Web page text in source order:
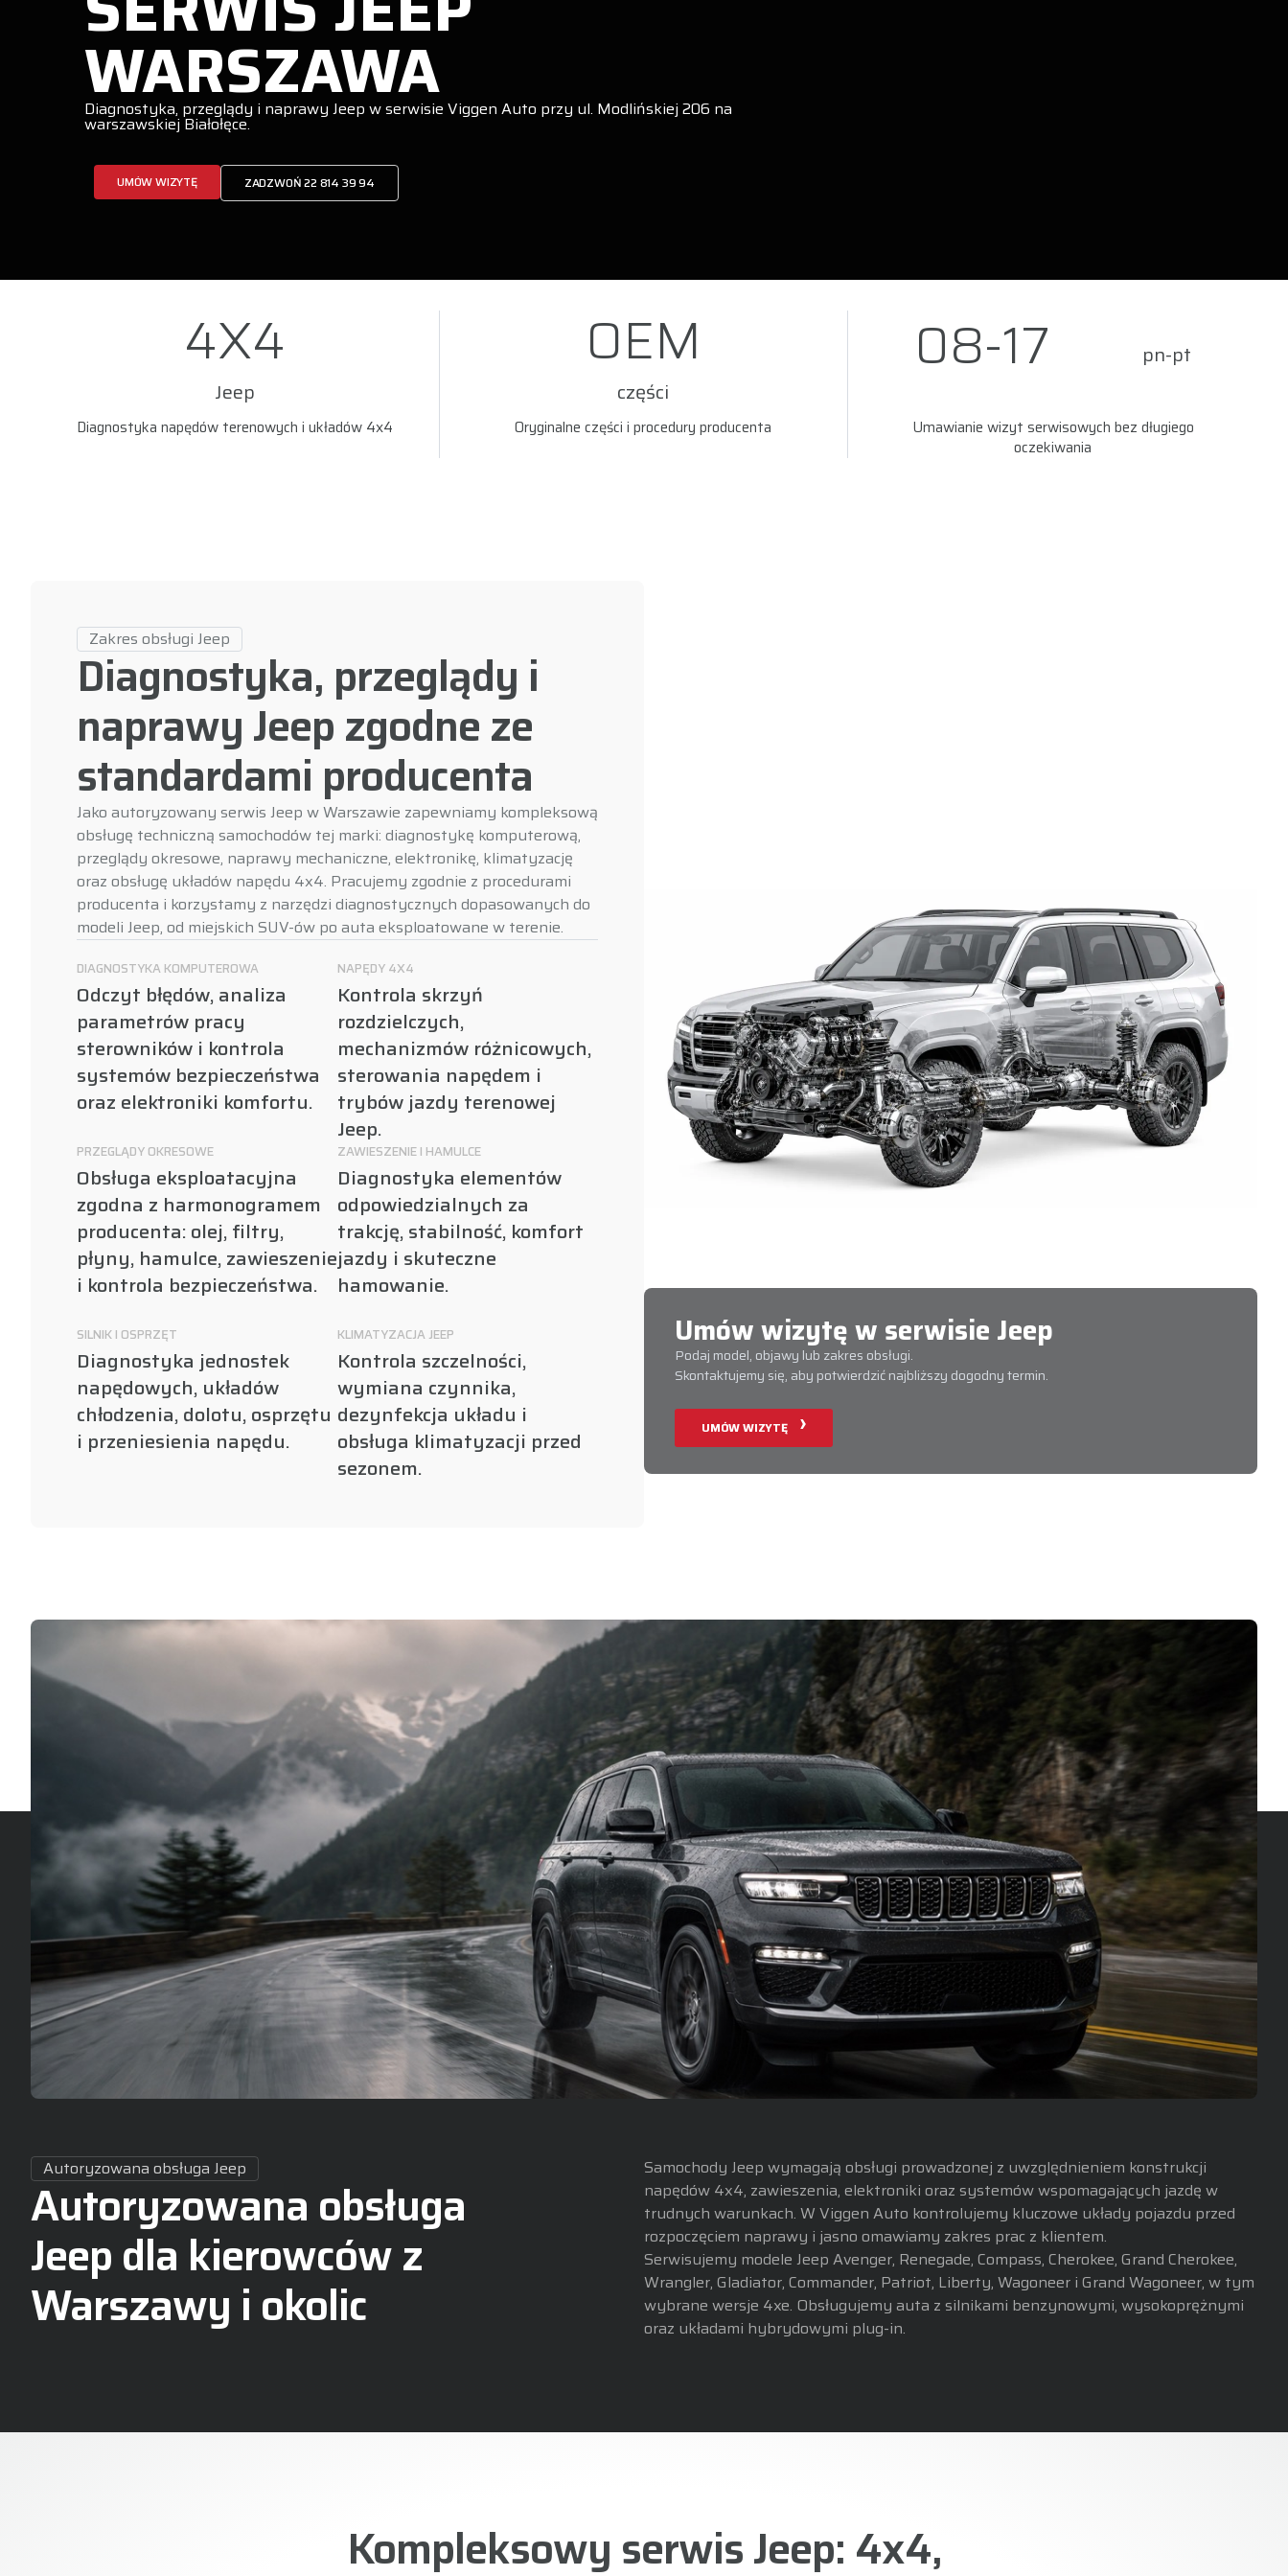
WARSZAWA
Diagnostyka, przeglądy i naprawy Jeep w serwisie Viggen Auto przy ul. Modlińskiej 206 na
warszawskiej Białołęce.
UMÓW WIZYTĘ ZADZWOŃ 22 814 39 94
4X4
Jeep
Diagnostyka napędów terenowych i układów 4x4
OEM
części
Oryginalne części i procedury producenta
08-17 pn-pt
Umawianie wizyt serwisowych bez długiego
oczekiwania
Zakres obsługi Jeep
Diagnostyka, przeglądy i
naprawy Jeep zgodne ze
standardami producenta
Jako autoryzowany serwis Jeep w Warszawie zapewniamy kompleksową
obsługę techniczną samochodów tej marki: diagnostykę komputerową,
przeglądy okresowe, naprawy mechaniczne, elektronikę, klimatyzację
oraz obsługę układów napędu 4x4. Pracujemy zgodnie z procedurami
producenta i korzystamy z narzędzi diagnostycznych dopasowanych do
modeli Jeep, od miejskich SUV-ów po auta eksploatowane w terenie.
DIAGNOSTYKA KOMPUTEROWA
Odczyt błędów, analiza
parametrów pracy
sterowników i kontrola
systemów bezpieczeństwa
oraz elektroniki komfortu.
NAPĘDY 4X4
Kontrola skrzyń
rozdzielczych,
mechanizmów różnicowych,
sterowania napędem i
trybów jazdy terenowej
Jeep.
PRZEGLĄDY OKRESOWE
Obsługa eksploatacyjna
zgodna z harmonogramem
producenta: olej, filtry,
płyny, hamulce, zawieszenie
i kontrola bezpieczeństwa.
ZAWIESZENIE I HAMULCE
Diagnostyka elementów
odpowiedzialnych za
trakcję, stabilność, komfort
jazdy i skuteczne
hamowanie.
SILNIK I OSPRZĘT
Diagnostyka jednostek
napędowych, układów
chłodzenia, dolotu, osprzętu
i przeniesienia napędu.
KLIMATYZACJA JEEP
Kontrola szczelności,
wymiana czynnika,
dezynfekcja układu i
obsługa klimatyzacji przed
sezonem.
Umów wizytę w serwisie Jeep
Podaj model, objawy lub zakres obsługi.
Skontaktujemy się, aby potwierdzić najbliższy dogodny termin.
UMÓW WIZYTĘ
Autoryzowana obsługa Jeep
Autoryzowana obsługa
Jeep dla kierowców z
Warszawy i okolic
Samochody Jeep wymagają obsługi prowadzonej z uwzględnieniem konstrukcji
napędów 4x4, zawieszenia, elektroniki oraz systemów wspomagających jazdę w
trudnych warunkach. W Viggen Auto kontrolujemy kluczowe układy pojazdu przed
rozpoczęciem naprawy i jasno omawiamy zakres prac z klientem.
Serwisujemy modele Jeep Avenger, Renegade, Compass, Cherokee, Grand Cherokee,
Wrangler, Gladiator, Commander, Patriot, Liberty, Wagoneer i Grand Wagoneer, w tym
wybrane wersje 4xe. Obsługujemy auta z silnikami benzynowymi, wysokoprężnymi
oraz układami hybrydowymi plug-in.
Kompleksowy serwis Jeep: 4x4,